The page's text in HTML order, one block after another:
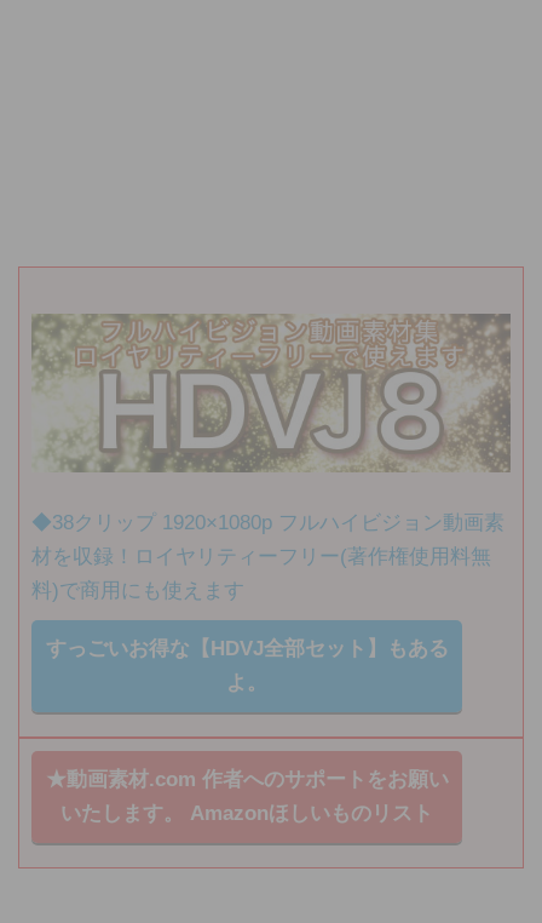
◆38クリップ 1920×1080p フルハイビジョン動画素
材を収録！ロイヤリティーフリー(著作権使用料無
料)で商用にも使えます
すっごいお得な【HDVJ全部セット】もある
よ。
★動画素材.com 作者へのサポートをお願い
いたします。 Amazonほしいものリスト